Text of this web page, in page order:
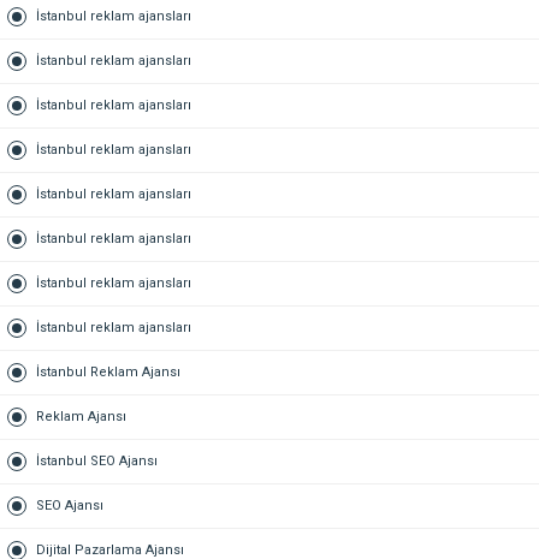
İstanbul reklam ajansları
İstanbul reklam ajansları
İstanbul reklam ajansları
İstanbul reklam ajansları
İstanbul reklam ajansları
İstanbul reklam ajansları
İstanbul reklam ajansları
İstanbul reklam ajansları
İstanbul Reklam Ajansı
Reklam Ajansı
İstanbul SEO Ajansı
SEO Ajansı
Dijital Pazarlama Ajansı